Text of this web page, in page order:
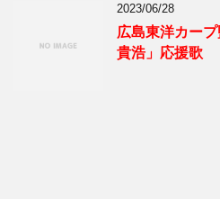
2023/06/28
広島東洋カー
貴浩」応援歌